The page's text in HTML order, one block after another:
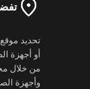
تحديد
أو أجهزة
من خلال
وأجهزة